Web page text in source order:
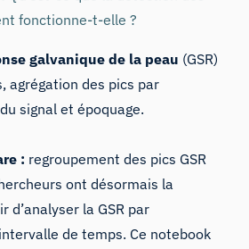
fonctionne-t-elle ?
galvanique de la peau (GSR)
agrégation des pics par
signal et époquage.
: regroupement des pics GSR
ont désormais la
d’analyser la GSR par
de temps. Ce notebook